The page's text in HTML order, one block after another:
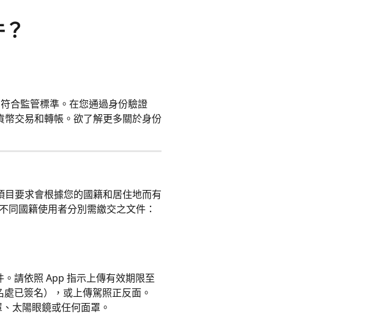
合監管標準。在您通過身份驗證
交易和轉帳。欲了解更多關於身份
要求會根據您的國籍和居住地而有
同國籍使用者分別需繳交之文件：
請依照 App 指示上傳有效期限至
已簽名），或上傳駕照正反面。
太陽眼鏡或任何面罩。